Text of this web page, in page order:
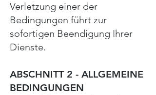
Verletzung einer der
Bedingungen führt zur
sofortigen Beendigung Ihrer
Dienste.
ABSCHNITT 2 - ALLGEMEINE
BEDINGUNGEN